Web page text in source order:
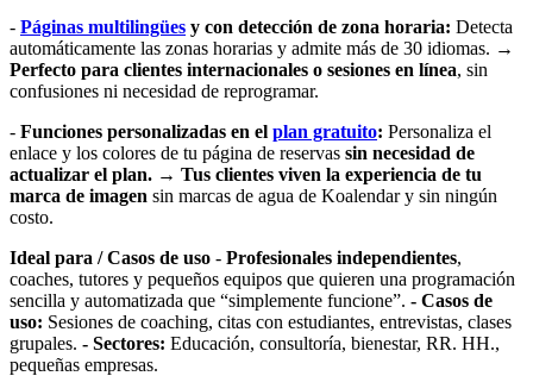
- Páginas multilingües y con detección de zona horaria: Detecta
automáticamente las zonas horarias y admite más de 30 idiomas. →
Perfecto para clientes internacionales o sesiones en línea, sin
confusiones ni necesidad de reprogramar.
- Funciones personalizadas en el plan gratuito: Personaliza el
enlace y los colores de tu página de reservas sin necesidad de
actualizar el plan. → Tus clientes viven la experiencia de tu
marca de imagen sin marcas de agua de Koalendar y sin ningún
costo.
Ideal para / Casos de uso - Profesionales independientes,
coaches, tutores y pequeños equipos que quieren una programación
sencilla y automatizada que “simplemente funcione”. - Casos de
uso: Sesiones de coaching, citas con estudiantes, entrevistas, clases
grupales. - Sectores: Educación, consultoría, bienestar, RR. HH.,
pequeñas empresas.